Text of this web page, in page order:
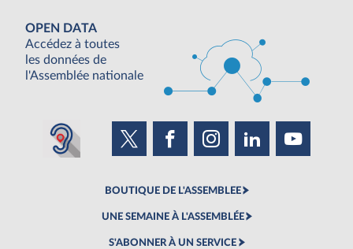
OPEN DATA
Accédez à toutes
les données de
l'Assemblée nationale
BOUTIQUE DE L'ASSEMBLEE
UNE SEMAINE À L'ASSEMBLÉE
S'ABONNER À UN SERVICE